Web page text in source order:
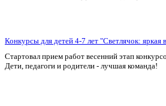
Конкурсы для детей 4-7 лет "Светлячок: яркая
Стартовал прием работ весенний этап
Дети, педагоги и родители - лучшая команда!